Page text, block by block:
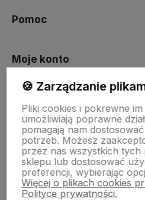
Pomoc
Moje konto
O nas
🍪 Zarządzanie
Pliki cookies i pokrewne
umożliwiają poprawne
pomagają nam
potrzeb. Możesz
przez nas wszystkich tych
sklepu lub dostosować
preferencji, wybierając
Więcej o plikach cookies
Polityce prywatności.